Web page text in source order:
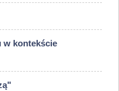
w kontekście